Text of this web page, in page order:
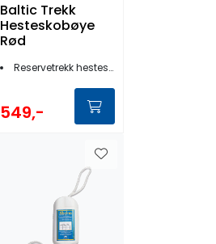
Baltic Trekk
Hesteskobøye
Rød
Reservetrekk hesteskobøye
549,-